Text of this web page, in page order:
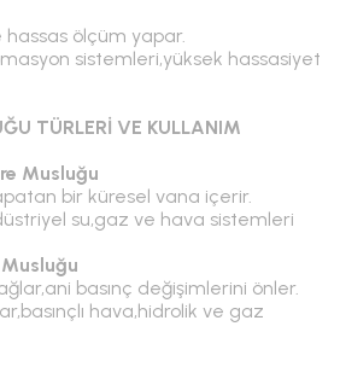
hassas ölçüm yapar.
sistemleri,yüksek hassasiyet
TÜRLERİ VE KULLANIM
Musluğu
bir küresel vana içerir.
su,gaz ve hava sistemleri
basınç değişimlerini önler.
hava,hidrolik ve gaz